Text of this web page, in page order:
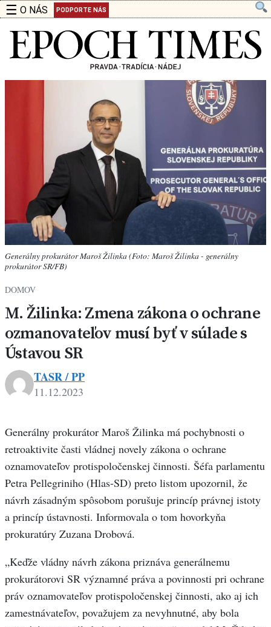
☰ O NÁS PODPORTE NÁS
Generálny prokurátor Maroš Žilinka (Foto: Maroš Žilinka - generálny
prokurátor SR/FB)
DOMOV
M. Žilinka: Zmena zákona o ochrane
ozmanovateľov musí byť v súlade s
Ústavou SR
TASR / PP
11.12.2023
Generálny prokurátor Maroš Žilinka má pochybnosti o
retroaktivite časti vládnej novely zákona o ochrane
oznamovateľov protispoločenskej činnosti. Šéfa parlamentu
Petra Pellegriniho (Hlas-SD) preto listom upozornil, že
návrh zásadným spôsobom porušuje princíp právnej istoty
a princíp ústavnosti. Informovala o tom hovorkyňa
prokuratúry Zuzana Drobová.
„Keďže vládny návrh zákona priznáva generálnemu
prokurátorovi SR významné práva a povinnosti pri ochrane
práv oznamovateľov protispoločenskej činnosti, ako aj ich
zamestnávateľov, považujem za nevyhnutné, aby bola